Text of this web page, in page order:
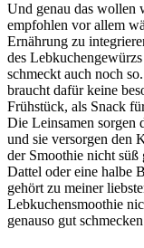
Und genau das wollen
empfohlen vor allem
Ernährung zu
des
schmeckt auch noch
braucht dafür keine
Frühstück, als Snack
Die Leinsamen sorgen
und sie versorgen den
der Smoothie nicht süß
Dattel oder eine halbe
gehört zu meiner
Lebkuchensmoothie
genauso gut